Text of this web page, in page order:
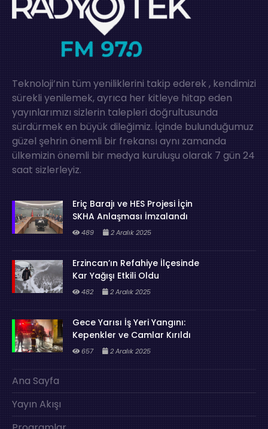
Teknoloji’nin tüm yeniliklerini takip ederek , kendimizi
sürekli yenilemek, ayrıca her kitleye hitap eden
yayınlarımızı sizlerin talepleri doğrultusunda
sürdürmek en büyük dileğimiz. İçinde bulunduğumuz
güzel şehrin önemli bir frekansı aynı zamanda
ülkemizin önemli bir medya kuruluşu olarak 7 gün 24
saat sizlerleyiz.
Eriç Barajı ve HES Projesi İçin
SKHA Anlaşması İmzalandı
489 2 Aralık 2025
Erzincan’ın Refahiye İlçesinde
Kar Yağışı Etkili Oldu
482 2 Aralık 2025
Gece Yarısı İş Yeri Yangını:
Kepenkler ve Camlar Kırıldı
657 2 Aralık 2025
Ana Sayfa
Yayın Akışı